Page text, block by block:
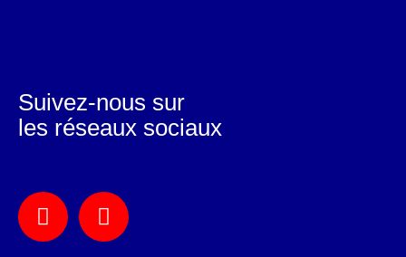
Suivez-nous sur
les réseaux sociaux